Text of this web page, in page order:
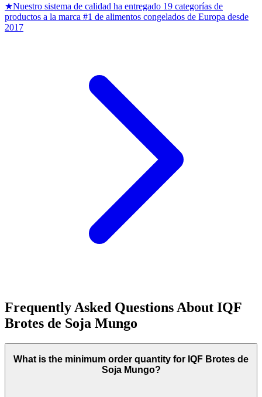
★Nuestro sistema de calidad ha entregado 19 categorías de
productos a la marca #1 de alimentos congelados de Europa desde
2017
Frequently Asked Questions About IQF
Brotes de Soja Mungo
What is the minimum order quantity for IQF Brotes de
Soja Mungo?